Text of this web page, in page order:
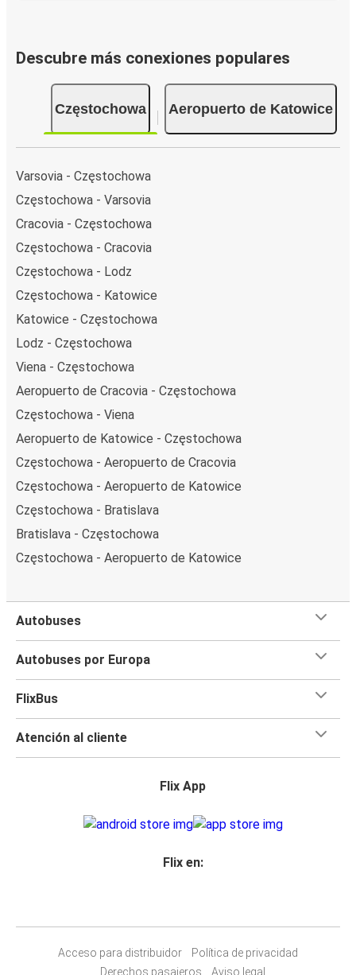
Descubre más conexiones populares
Częstochowa Aeropuerto de Katowice
Varsovia - Częstochowa
Częstochowa - Varsovia
Cracovia - Częstochowa
Częstochowa - Cracovia
Częstochowa - Lodz
Częstochowa - Katowice
Katowice - Częstochowa
Lodz - Częstochowa
Viena - Częstochowa
Aeropuerto de Cracovia - Częstochowa
Częstochowa - Viena
Aeropuerto de Katowice - Częstochowa
Częstochowa - Aeropuerto de Cracovia
Częstochowa - Aeropuerto de Katowice
Częstochowa - Bratislava
Bratislava - Częstochowa
Częstochowa - Aeropuerto de Katowice
Autobuses
Autobuses por Europa
FlixBus
Atención al cliente
Flix App
Flix en:
Acceso para distribuidor
Política de privacidad
Derechos pasajeros
Aviso legal